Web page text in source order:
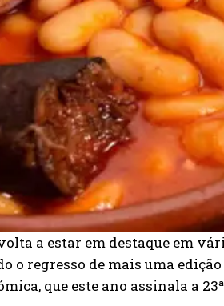
a estar em destaque em
o regresso de mais uma
que este ano assinala a